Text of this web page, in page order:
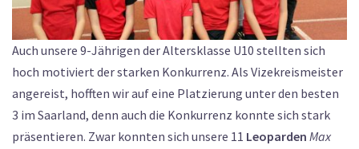
Auch unsere 9-Jährigen der Altersklasse U10 stellten sich
hoch motiviert der starken Konkurrenz. Als Vizekreismeister
angereist, hofften wir auf eine Platzierung unter den besten
3 im Saarland, denn auch die Konkurrenz konnte sich stark
präsentieren. Zwar konnten sich unsere 11 Leoparden Max